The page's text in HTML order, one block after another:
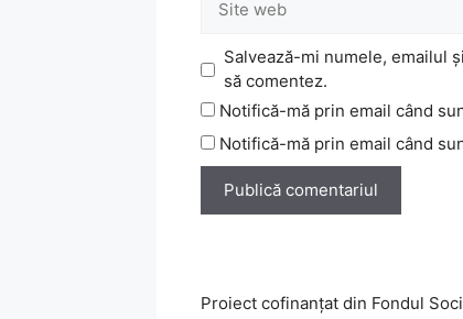
web
Salvează-mi numele, emailul
să comentez.
Notifică-mă prin email când
Notifică-mă prin email când
Proiect cofinanţat din Fondul